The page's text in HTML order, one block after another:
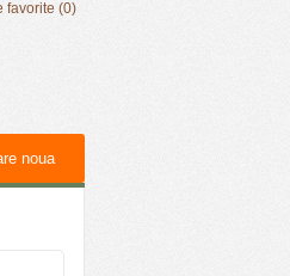
favorite (0)
noua